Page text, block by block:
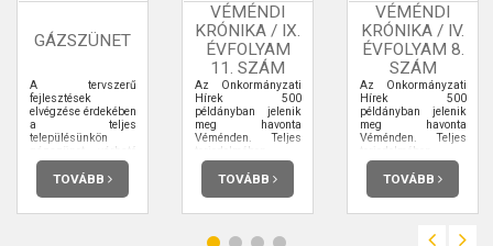
GÁZSZÜNET
A tervszerű
fejlesztések
elvégzése érdekében
a teljes
településünkön
gázszünet várható
2019.08.08-án
10:00-14:00-ig.
TOVÁBB
VÉMÉNDI
KRÓNIKA / IX.
ÉVFOLYAM
11. SZÁM
Az Önkormányzati
Hírek 500
példányban jelenik
meg havonta
Véménden. Teljes
terjedelmében
elolvashatja.
TOVÁBB
VÉMÉNDI
KRÓNIKA / IV.
ÉVFOLYAM 8.
SZÁM
Az Önkormányzati
Hírek 500
példányban jelenik
meg havonta
Véménden. Teljes
terjedelmében
elolvashatja.
TOVÁBB